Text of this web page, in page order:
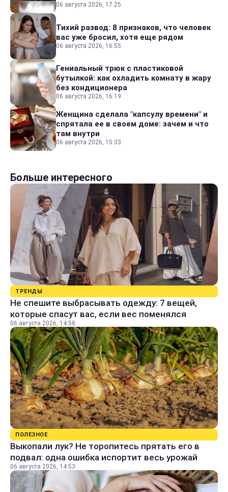
06 августа 2026, 17:25
Тихий развод: 8 признаков, что человек
вас уже бросил, хотя еще рядом
06 августа 2026, 16:55
Гениальный трюк с пластиковой
бутылкой: как охладить комнату в жару
без кондиционера
06 августа 2026, 16:19
Женщина сделала "капсулу времени" и
спрятала ее в своем доме: зачем и что
там внутри
06 августа 2026, 15:33
Больше интересного
ТРЕНДЫ
Не спешите выбрасывать одежду: 7 вещей,
которые спасут вас, если вес поменялся
06 августа 2026, 14:58
ПОЛЕЗНОЕ
Выкопали лук? Не торопитесь прятать его в
подвал: одна ошибка испортит весь урожай
06 августа 2026, 14:53